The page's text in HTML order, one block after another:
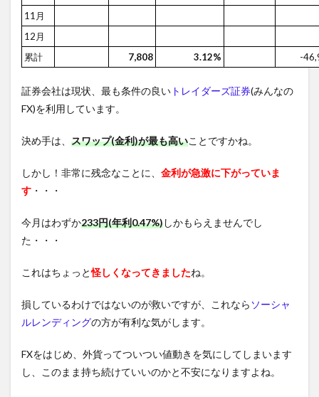
11月
12月
累計
7,808 3.12% -
証券会社は現状、最も条件の良い トレイダーズ証券(みんなの
FX)を利用しています。
決め手は、 スワップ(金利)が最も高いことですかね。
しかし！非常に残念なことに、 金利が急激に下がっていま
す ・・・
今月はわずか233円(年利0.47%)しかもらえませんでし
た・・・
これはちょっと怪しくなってきましたね。
損しているわけではないのが救いですが、これなら ソーシャ
ルレンディングの方が有利な気がします。
FXをはじめ、外貨ってついつい値動きを気にしてしまいます
し、このまま持ち続けていいのかと不安になりますよね。